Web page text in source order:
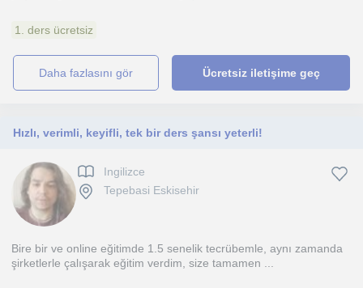
1. ders ücretsiz
daha fazlasını gör Ücretsiz iletişime geç
Hızlı, verimli, keyifli, tek bir ders şansı yeterli!
Ingilizce
Tepebasi Eskisehir
Bire bir ve online eğitimde 1.5 senelik tecrübemle, aynı zamanda
şirketlerle çalışarak eğitim verdim, size tamamen ...